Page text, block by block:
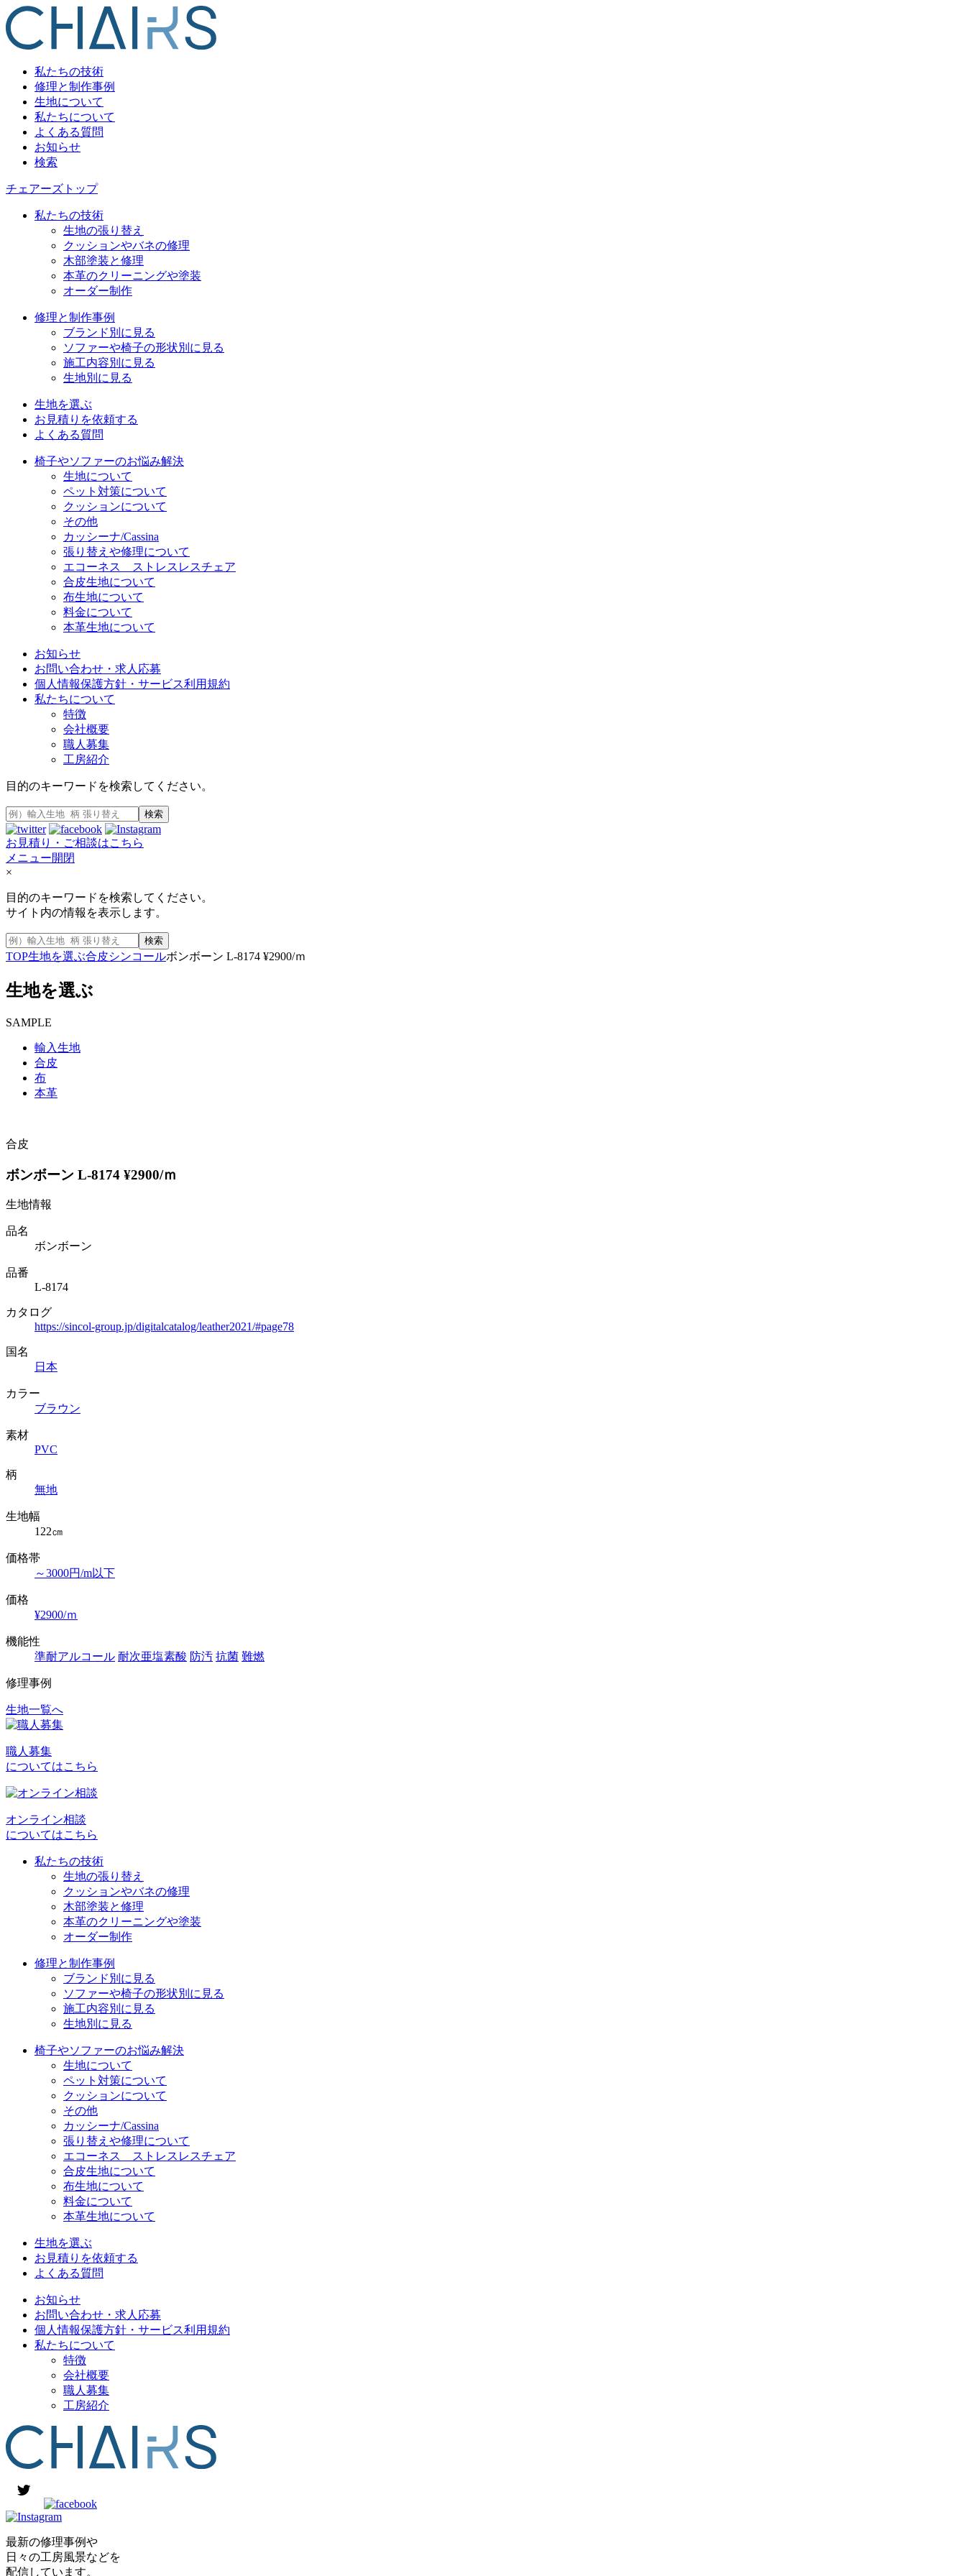
私たちの技術
修理と制作事例
生地について
私たちについて
よくある質問
お知らせ
検索
チェアーズトップ
私たちの技術
生地の張り替え
クッションやバネの修理
木部塗装と修理
本革のクリーニングや塗装
オーダー制作
修理と制作事例
ブランド別に見る
ソファーや椅子の形状別に見る
施工内容別に見る
生地別に見る
生地を選ぶ
お見積りを依頼する
よくある質問
椅子やソファーのお悩み解決
生地について
ペット対策について
クッションについて
その他
カッシーナ/Cassina
張り替えや修理について
エコーネス ストレスレスチェア
合皮生地について
布生地について
料金について
本革生地について
お知らせ
お問い合わせ・求人応募
個人情報保護方針・サービス利用規約
私たちについて
特徴
会社概要
職人募集
工房紹介
目的のキーワードを検索してください。
検索
お見積り・ご相談はこちら
メニュー開閉
×
目的のキーワードを検索してください。
サイト内の情報を表示します。
検索
TOP生地を選ぶ合皮シンコールボンボーン L-8174 ¥2900/ｍ
生地を選ぶ
SAMPLE
輸入生地
合皮
布
本革
合皮
ボンボーン L-8174 ¥2900/ｍ
生地情報
品名
ボンボーン
品番
L-8174
カタログ
https://sincol-group.jp/digitalcatalog/leather2021/#page78
国名
日本
カラー
ブラウン
素材
PVC
柄
無地
生地幅
122㎝
価格帯
～3000円/m以下
価格
¥2900/ｍ
機能性
準耐アルコール 耐次亜塩素酸 防汚 抗菌 難燃
修理事例
投
ナ
ビ
ー
生地一覧へ
職人募集
についてはこちら
オンライン相談
についてはこちら
私たちの技術
生地の張り替え
クッションやバネの修理
木部塗装と修理
本革のクリーニングや塗装
オーダー制作
修理と制作事例
ブランド別に見る
ソファーや椅子の形状別に見る
施工内容別に見る
生地別に見る
椅子やソファーのお悩み解決
生地について
ペット対策について
クッションについて
その他
カッシーナ/Cassina
張り替えや修理について
エコーネス ストレスレスチェア
合皮生地について
布生地について
料金について
本革生地について
生地を選ぶ
お見積りを依頼する
よくある質問
お知らせ
お問い合わせ・求人応募
個人情報保護方針・サービス利用規約
私たちについて
特徴
会社概要
職人募集
工房紹介
最新の修理事例や
日々の工房風景などを
配信しています。